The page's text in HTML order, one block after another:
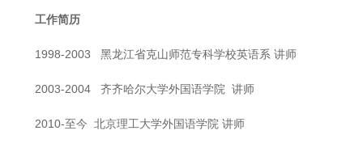
工作简历
1998-2003 黑龙江省克山师范专科学校英语系 讲师
2003-2004 齐齐哈尔大学外国语学院 讲师
2010-至今 北京理工大学外国语学院 讲师